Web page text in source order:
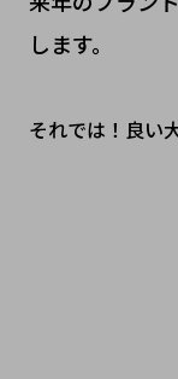
します。
それでは！良い